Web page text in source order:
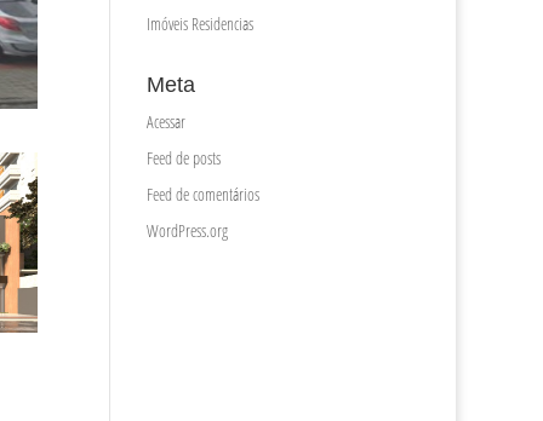
Imóveis Residencias
Meta
Acessar
Feed de posts
Feed de comentários
WordPress.org